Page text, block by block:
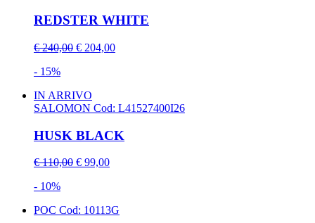
REDSTER WHITE
€ 240,00 € 204,00
- 15%
IN ARRIVO
SALOMON Cod: L41527400I26
HUSK BLACK
€ 110,00 € 99,00
- 10%
POC Cod: 10113G